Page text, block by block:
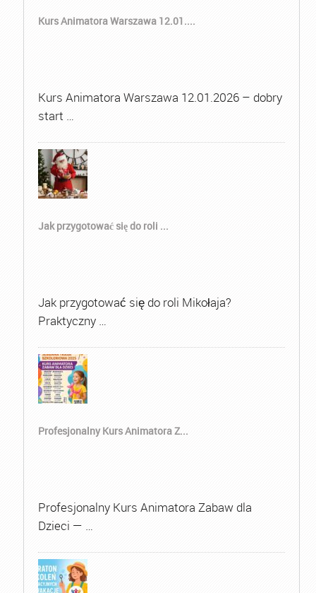
Kurs Animatora Warszawa 12.01....
Kurs Animatora Warszawa 12.01.2026 – dobry
start …
Jak przygotować się do roli ...
Jak przygotować się do roli Mikołaja?
Praktyczny …
Profesjonalny Kurs Animatora Z...
Profesjonalny Kurs Animatora Zabaw dla
Dzieci — …